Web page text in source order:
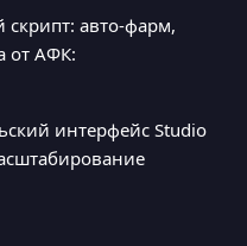
авто-фарм,
от АФК:
интерфейс Studio